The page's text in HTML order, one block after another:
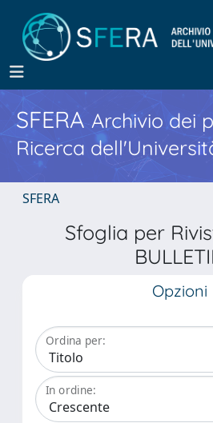
SFERA Archivio dei
Ricerca
SFERA
Sfoglia per
Opzioni
Ordina per:
In ordine: